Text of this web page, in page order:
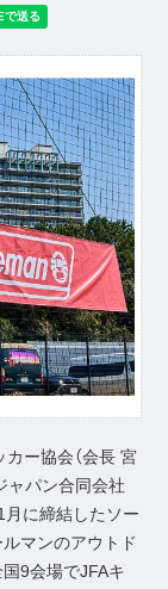
ー協会（会長 宮
ャパン合同会社
月に締結したソー
マンのアウトド
9会場でJFAキ